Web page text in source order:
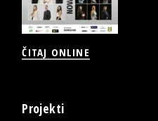
ČITAJ ONLINE
Projekti